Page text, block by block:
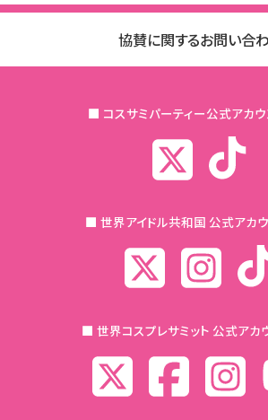
協賛に関するお問い合
■ コスサミパーティー公式アカ
■ 世界アイドル共和国 公式アカ
■ 世界コスプレサミット 公式アカ